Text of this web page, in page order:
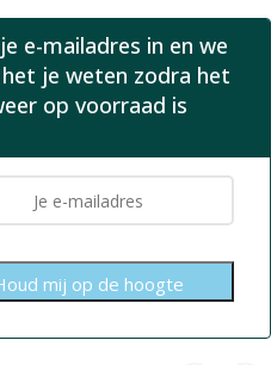
e-mailadres in en we
je weten zodra het
op voorraad is